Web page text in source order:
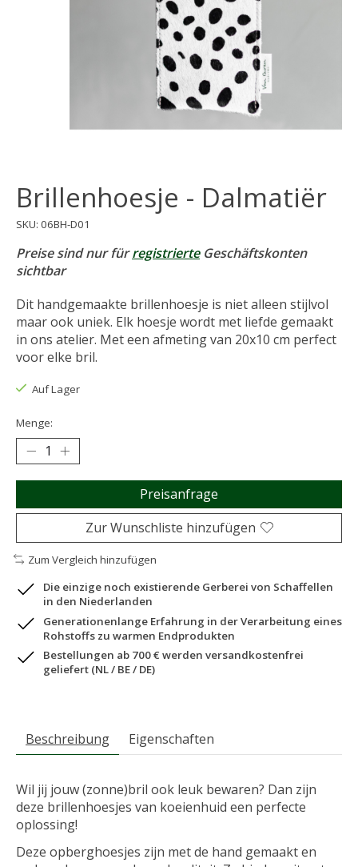
Brillenhoesje - Dalmatiër
SKU: 06BH-D01
Preise sind nur fürregistrierteGeschäftskonten
sichtbar
Dit handgemaakte brillenhoesje is niet alleen stijlvol
maar ook uniek. Elk hoesje wordt met liefde gemaakt
in ons atelier. Met een afmeting van 20x10 cm perfect
voor elke bril.
Auf Lager
Menge:
Preisanfrage
Zur Wunschliste hinzufügen
Zum Vergleich hinzufügen
Die einzige noch existierende Gerberei von Schaffellen
in den Niederlanden
Generationenlange Erfahrung in der Verarbeitung eines
Rohstoffs zu warmen Endprodukten
Bestellungen ab 700 € werden versandkostenfrei
geliefert (NL / BE / DE)
Beschreibung Eigenschaften
Wil jij jouw (zonne)bril ook leuk bewaren? Dan zijn
deze brillenhoesjes van koeienhuid een perfecte
oplossing!
Deze opberghoesjes zijn met de hand gemaakt en